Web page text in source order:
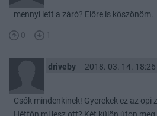
mennyi lett a záró? Előre is köszönöm.
0 1
driveby 2018. 03. 14. 18:26
Csók mindenkinek! Gyerekek ez az